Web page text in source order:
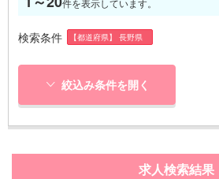
件を表示しています。
検索条件 【都道府県】 長野県
絞込み条件を開く
求人検索結果